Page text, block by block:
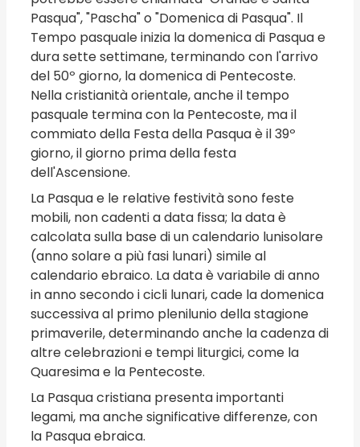
Pasqua", "Pascha" o "Domenica di Pasqua". Il
Tempo pasquale inizia la domenica di Pasqua e
dura sette settimane, terminando con l'arrivo
del 50º giorno, la domenica di Pentecoste.
Nella cristianità orientale, anche il tempo
pasquale termina con la Pentecoste, ma il
commiato della Festa della Pasqua è il 39º
giorno, il giorno prima della festa
dell'Ascensione.
La Pasqua e le relative festività sono feste
mobili, non cadenti a data fissa; la data è
calcolata sulla base di un calendario lunisolare
(anno solare a più fasi lunari) simile al
calendario ebraico. La data è variabile di anno
in anno secondo i cicli lunari, cade la domenica
successiva al primo plenilunio della stagione
primaverile, determinando anche la cadenza di
altre celebrazioni e tempi liturgici, come la
Quaresima e la Pentecoste.
La Pasqua cristiana presenta importanti
legami, ma anche significative differenze, con
la Pasqua ebraica.